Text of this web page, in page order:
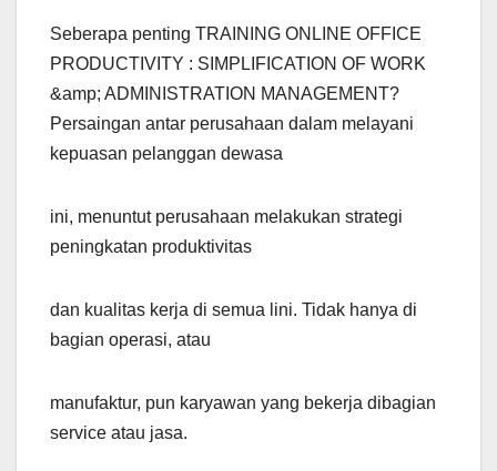
Seberapa penting TRAINING ONLINE OFFICE
PRODUCTIVITY : SIMPLIFICATION OF WORK
&amp; ADMINISTRATION MANAGEMENT?
Persaingan antar perusahaan dalam melayani
kepuasan pelanggan dewasa
ini, menuntut perusahaan melakukan strategi
peningkatan produktivitas
dan kualitas kerja di semua lini. Tidak hanya di
bagian operasi, atau
manufaktur, pun karyawan yang bekerja dibagian
service atau jasa.